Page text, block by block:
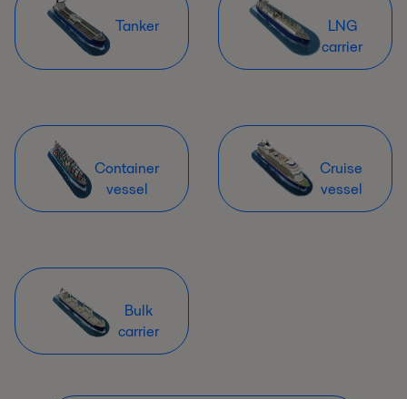
Tanker
LNG
carrier
Container
vessel
Cruise
vessel
Bulk
carrier